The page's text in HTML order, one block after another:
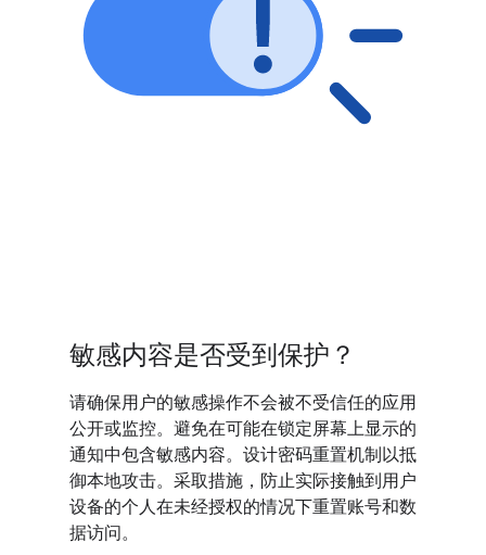
敏感内容是否受到保护？
请确保用户的敏感操作不会被不受信任的应用
公开或监控。避免在可能在锁定屏幕上显示的
通知中包含敏感内容。设计密码重置机制以抵
御本地攻击。采取措施，防止实际接触到用户
设备的个人在未经授权的情况下重置账号和数
据访问。